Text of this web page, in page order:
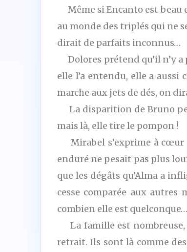
Même si Encanto est beau
au monde des triplés qui ne
dirait de parfaits inconnus…
Dolores prétend qu’il n’y a
elle l’a entendu, elle a
marche aux jets de dés, on
La disparition de Bruno
mais là, elle tire le pompon !
Mirabel s’exprime à cœur
enduré ne pesait pas plus
que les dégâts qu’Alma a
cesse comparée aux
combien elle est
La famille est nombreuse,
retrait. Ils sont là comme